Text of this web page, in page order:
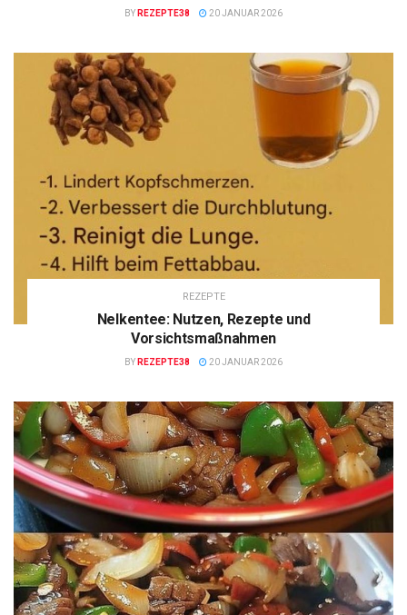
BY REZEPTE38 20 JANUAR 2026
REZEPTE
Nelkentee: Nutzen, Rezepte und
Vorsichtsmaßnahmen
BY REZEPTE38 20 JANUAR 2026